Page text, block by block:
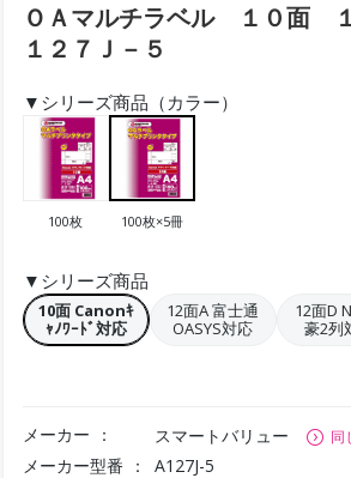
ＯＡマルチラベル １０面
１２７Ｊ－５
▼シリーズ商品（カラー）
100枚 100枚×5冊
▼シリーズ商品
10面 Canonｷ
ｬﾉﾜｰﾄﾞ対応
12面A 富士通
OASYS対応
12面D
豪2列
メーカー スマートバリュー 同
メーカー型番 A127J-5